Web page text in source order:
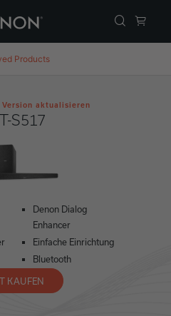
Products
aktualisieren
S517
Denon Dialog
Enhancer
Einfache Einrichtung
Bluetooth
KAUFEN